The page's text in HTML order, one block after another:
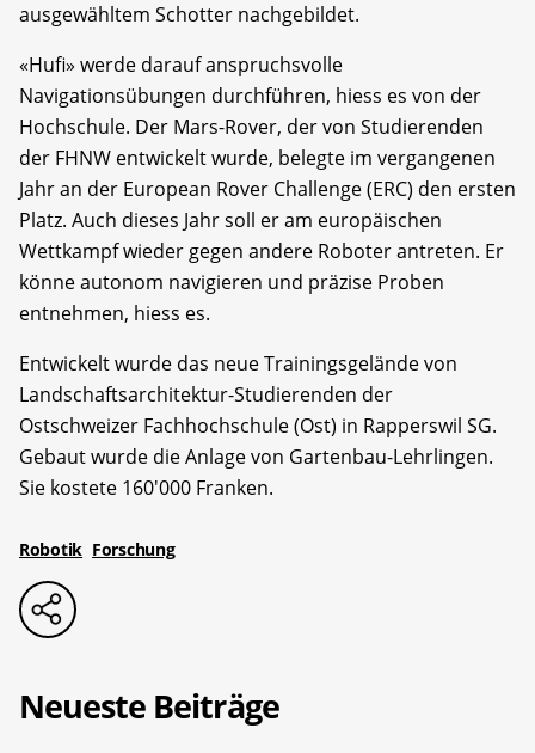
ausgewähltem Schotter nachgebildet.
«Hufi» werde darauf anspruchsvolle
Navigationsübungen durchführen, hiess es von der
Hochschule. Der Mars-Rover, der von Studierenden
der FHNW entwickelt wurde, belegte im vergangenen
Jahr an der European Rover Challenge (ERC) den ersten
Platz. Auch dieses Jahr soll er am europäischen
Wettkampf wieder gegen andere Roboter antreten. Er
könne autonom navigieren und präzise Proben
entnehmen, hiess es.
Entwickelt wurde das neue Trainingsgelände von
Landschaftsarchitektur-Studierenden der
Ostschweizer Fachhochschule (Ost) in Rapperswil SG.
Gebaut wurde die Anlage von Gartenbau-Lehrlingen.
Sie kostete 160'000 Franken.
Robotik Forschung
Neueste Beiträge